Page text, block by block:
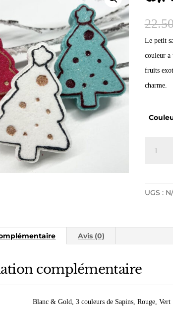
Le petit
couleur a
fruits
charme.
UGS :
Avis (0)
complémentaire
Blanc & Gold, 3 couleurs de Sapins, Rouge, Vert